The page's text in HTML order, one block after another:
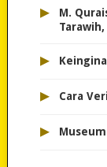
▸
M.
▸
▸ Cara
▸